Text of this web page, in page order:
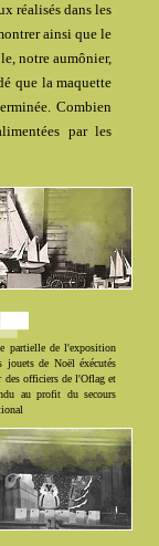
réalisés dans les
ainsi que le
notre aumônier,
que la maquette
Combien
par les
partielle de l'exposition
jouets de Noël éxécutés
des officiers de l'Oflag et
au profit du secours